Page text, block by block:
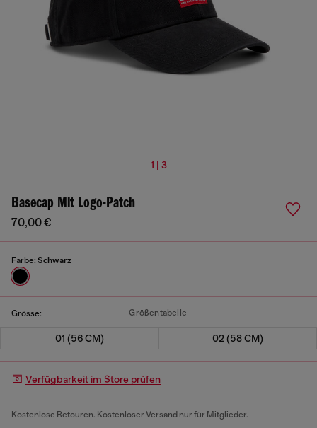
1 | 3
Basecap Mit Logo-Patch
70,00 €
Farbe: Schwarz
Grösse: Größentabelle
01 (56 CM) 02 (58 CM)
Verfügbarkeit im Store prüfen
Kostenlose Retouren. Kostenloser Versand nur für Mitglieder.